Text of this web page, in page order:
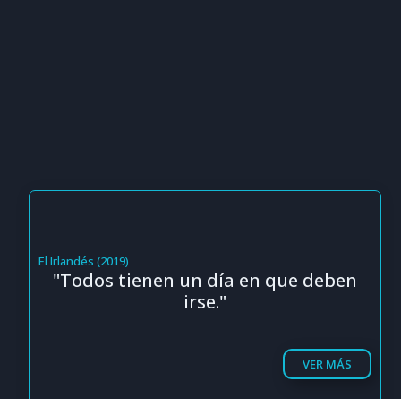
El Irlandés (2019)
"Todos tienen un día en que deben
irse."
VER MÁS